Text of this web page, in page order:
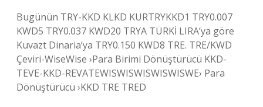
Bugünün TRY-KKD KLKD KURTRYKKD1 TRY0.007
KWD5 TRY0.037 KWD20 TRYA TÜRKİ LIRA’ya göre
Kuvazt Dinaria’ya TRY0.150 KWD8 TRE. TRE/KWD
Çeviri-WiseWise ›Para Birimi Dönüştürücü KKD-
TEVE-KKD-REVATEWISWISWISWISWISWE› Para
Dönüştürücü ›KKD TRE TRED